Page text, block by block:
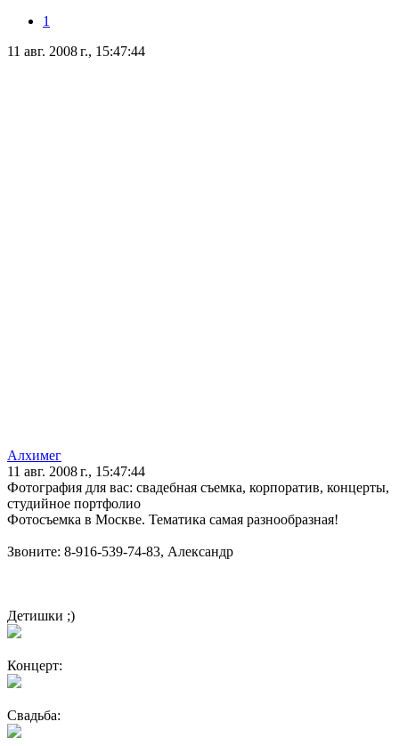
1
11 авг. 2008 г., 15:47:44
Алхимег
11 авг. 2008 г., 15:47:44
Фотография для вас: свадебная съемка, корпоратив, концерты,
студийное портфолио
Фотосъемка в Москве. Тематика самая разнообразная!
Звоните: 8-916-539-74-83, Александр
Детишки ;)
Концерт:
Свадьба: